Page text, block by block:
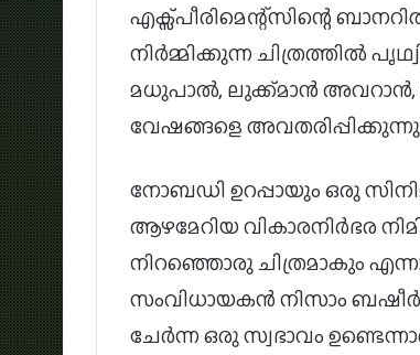
എക്സ്പീരിമെന്റ്സിന്റെ
നിർമ്മിക്കുന്ന ചിത്രത്തിൽ
മധുപാൽ, ലുക്ക്മാൻ അവറാൻ,
വേഷങ്ങളെ
നോബഡി ഉറപ്പായും ഒരു
ആഴമേറിയ വികാരനിർഭര
നിറഞ്ഞൊരു ചിത്രമാകും
സംവിധായകൻ നിസാം
ചേർന്ന ഒരു സ്വഭാവം